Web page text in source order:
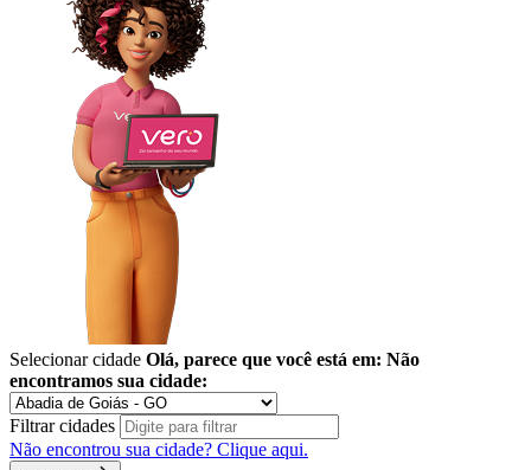
Selecionar cidade Olá, parece que você está em: Não
encontramos sua cidade:
Filtrar cidades
Não encontrou sua cidade? Clique aqui.